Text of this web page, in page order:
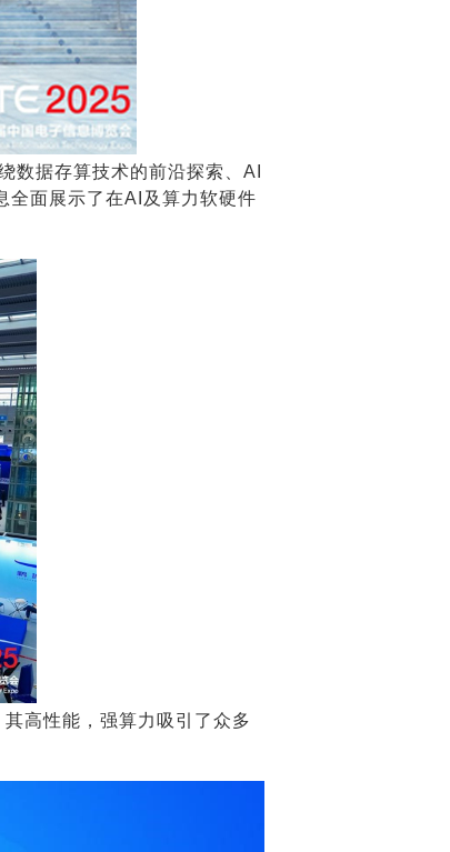
数据存算技术的前沿探索、AI
全面展示了在AI及算力软硬件
高性能，强算力吸引了众多